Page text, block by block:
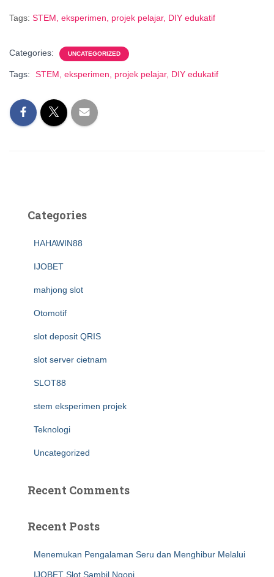
Tags: STEM, eksperimen, projek pelajar, DIY edukatif
Categories: UNCATEGORIZED
Tags: STEM, eksperimen, projek pelajar, DIY edukatif
Categories
HAHAWIN88
IJOBET
mahjong slot
Otomotif
slot deposit QRIS
slot server cietnam
SLOT88
stem eksperimen projek
Teknologi
Uncategorized
Recent Comments
Recent Posts
Menemukan Pengalaman Seru dan Menghibur Melalui
IJOBET Slot Sambil Ngopi